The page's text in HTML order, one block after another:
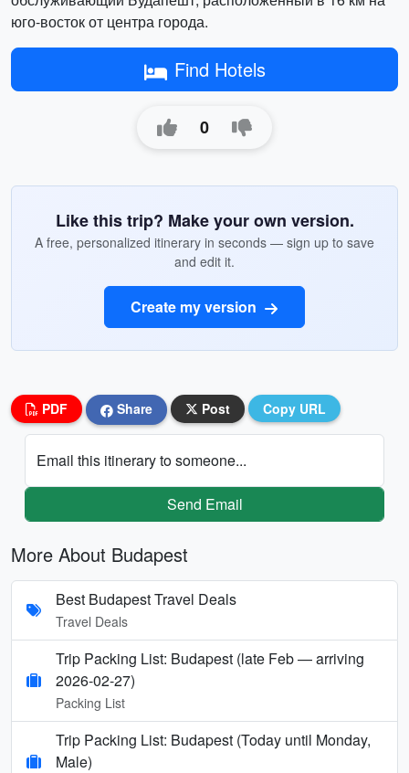
юго-восток от центра города.
Find Hotels
0
Like this trip? Make your own version.
A free, personalized itinerary in seconds — sign up to save
and edit it.
Create my version
PDF Share Post Copy URL
Email this itinerary to someone...
Send Email
More About Budapest
Best Budapest Travel Deals
Travel Deals
Trip Packing List: Budapest (late Feb — arriving
2026-02-27)
Packing List
Trip Packing List: Budapest (Today until Monday,
Male)